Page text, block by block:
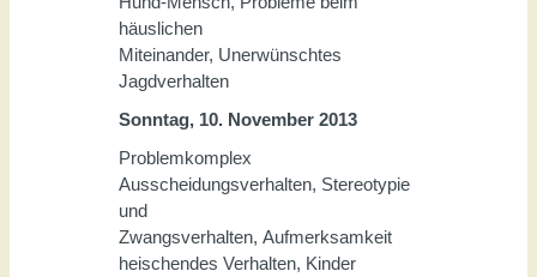
häuslichen
Miteinander, Unerwünschtes
Jagdverhalten
Sonntag, 10. November 2013
Problemkomplex
Ausscheidungsverhalten, Stereotypie
und
Zwangsverhalten, Aufmerksamkeit
heischendes Verhalten, Kinder